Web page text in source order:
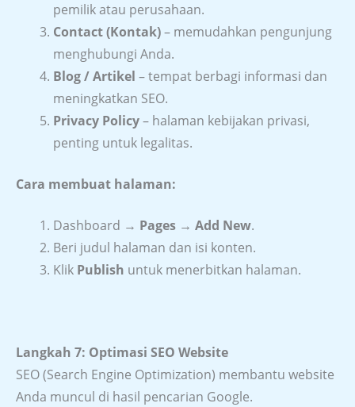
pemilik atau perusahaan.
Contact (Kontak)– memudahkan pengunjung
menghubungi Anda.
Blog / Artikel – tempat berbagi informasi dan
meningkatkan SEO.
Privacy Policy– halaman kebijakan privasi,
penting untuk legalitas.
Cara membuat halaman:
Dashboard → Pages → Add New.
Beri judul halaman dan isi konten.
Klik Publish untuk menerbitkan halaman.
Langkah 7: Optimasi SEO Website
SEO (Search Engine Optimization) membantu website
Anda muncul di hasil pencarian Google.